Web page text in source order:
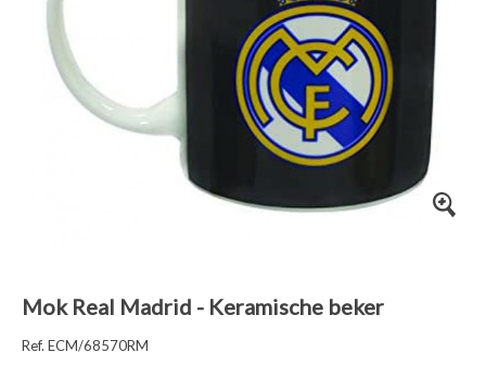
Mok Real Madrid - Keramische beker
Ref. ECM/68570RM